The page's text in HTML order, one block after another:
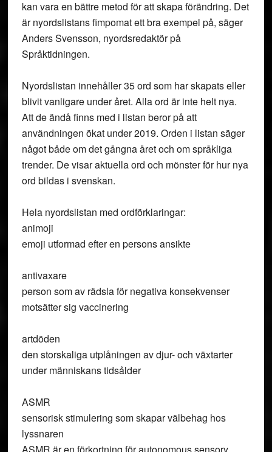
kan vara en bättre metod för att skapa förändring. Det
är nyordslistans fimpomat ett bra exempel på, säger
Anders Svensson, nyordsredaktör på
Språktidningen.
Nyordslistan innehåller 35 ord som har skapats eller
blivit vanligare under året. Alla ord är inte helt nya.
Att de ändå finns med i listan beror på att
användningen ökat under 2019. Orden i listan säger
något både om det gångna året och om språkliga
trender. De visar aktuella ord och mönster för hur nya
ord bildas i svenskan.
Hela nyordslistan med ordförklaringar:
animoji
emoji utformad efter en persons ansikte
antivaxare
person som av rädsla för negativa konsekvenser
motsätter sig vaccinering
artdöden
den storskaliga utplåningen av djur- och växtarter
under människans tidsålder
ASMR
sensorisk stimulering som skapar välbehag hos
lyssnaren